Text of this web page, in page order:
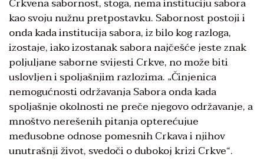
kao svoju nužnu pretpostavku. Sabornost postoji i
onda kada institucija sabora, iz bilo kog razloga,
izostaje, iako izostanak sabora najčešće jeste znak
poljuljane saborne svijesti Crkve, no može biti
uslovljen i spoljašnjim razlozima. „Činjenica
nemogućnosti održavanja Sabora onda kada
spoljašnje okolnosti ne preče njegovo održavanje, a
mnoštvo nerešenih pitanja opterećujue
međusobne odnose pomesnih Crkava i njihov
unutrašnji život, svedoči o dubokoj krizi Crkve“.